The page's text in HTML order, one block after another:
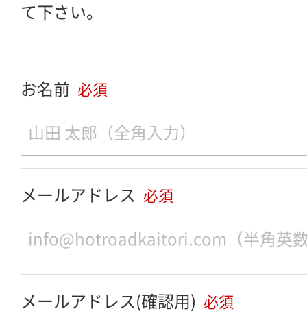
て下さい。
お名前 必須
メールアドレス 必須
メールアドレス(確認用) 必須